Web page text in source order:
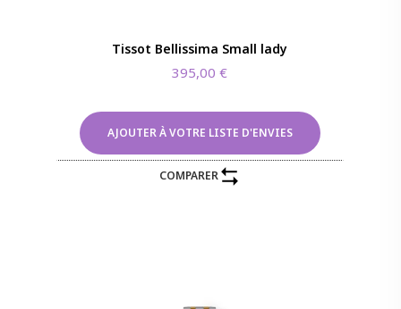
Tissot Bellissima Small lady
395,00€
AJOUTER À VOTRE LISTE D'ENVIES
COMPARER